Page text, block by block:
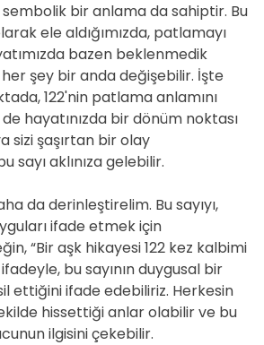
sembolik bir anlama da sahiptir. Bu
ele aldığımızda, patlamayı
bazen beklenmedik
şey bir anda değişebilir. İşte
122'nin patlama anlamını
hayatınızda bir dönüm noktası
sizi şaşırtan bir olay
sayı aklınıza gelebilir.
da derinleştirelim. Bu sayıyı,
ifade etmek için
“Bir aşk hikayesi 122 kez kalbimi
bu sayının duygusal bir
ettiğini ifade edebiliriz. Herkesin
hissettiği anlar olabilir ve bu
ilgisini çekebilir.